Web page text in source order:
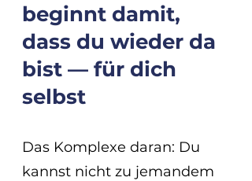
beginnt damit,
dass du wieder da
bist — für dich
selbst
Das Komplexe daran: Du
kannst nicht zu jemandem